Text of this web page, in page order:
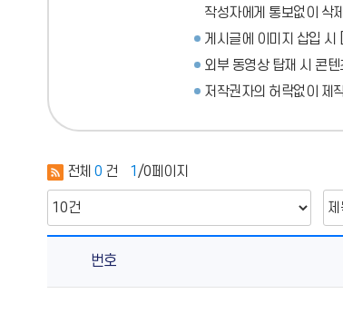
작성자에게 통보없이 삭
게시글에 이미지 삽입 시
외부 동영상 탑재 시 콘
저작권자의 허락없이 제
전체 0 건 1 /0페이지
번호